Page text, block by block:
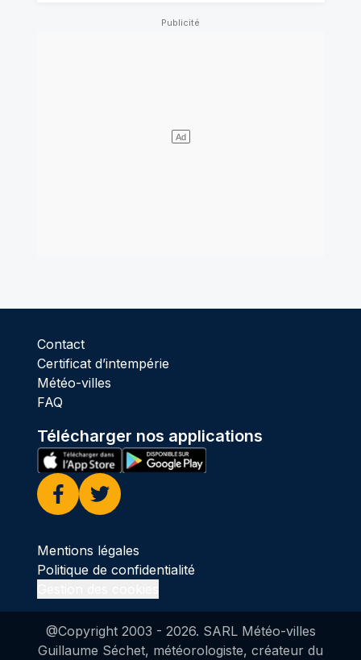
Contact
Certificat d’intempérie
Météo-villes
FAQ
Télécharger nos applications
Facebook
Twitter
Mentions légales
Politique de confidentialité
@Copyright 2003 - 2026. SARL Météo-villes
Guillaume Séchet, météorologiste, créateur du